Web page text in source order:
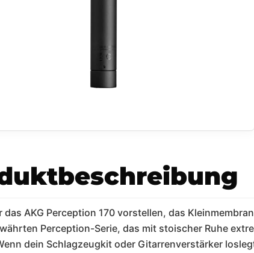
das AKG Perception 170 vorstellen, das
Perception-Serie, das mit stoischer Ruhe
dein Schlagzeugkit oder Gitarrenverstärker